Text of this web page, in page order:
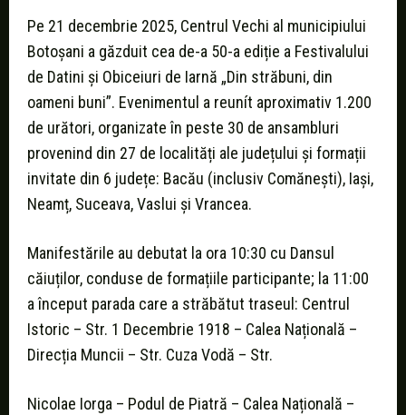
Pe 21 decembrie 2025, Centrul Vechi al municipiului
Botoșani a găzduit cea de-a 50-a ediție a Festivalului
de Datini și Obiceiuri de Iarnă „Din străbuni, din
oameni buni”. Evenimentul a reunít aproximativ 1.200
de urători, organizate în peste 30 de ansambluri
provenind din 27 de localități ale județului și formații
invitate din 6 județe: Bacău (inclusiv Comănești), Iași,
Neamț, Suceava, Vaslui și Vrancea.
Manifestările au debutat la ora 10:30 cu Dansul
căiuților, conduse de formațiile participante; la 11:00
a început parada care a străbătut traseul: Centrul
Istoric – Str. 1 Decembrie 1918 – Calea Națională –
Direcția Muncii – Str. Cuza Vodă – Str.
Nicolae Iorga – Podul de Piatră – Calea Națională –